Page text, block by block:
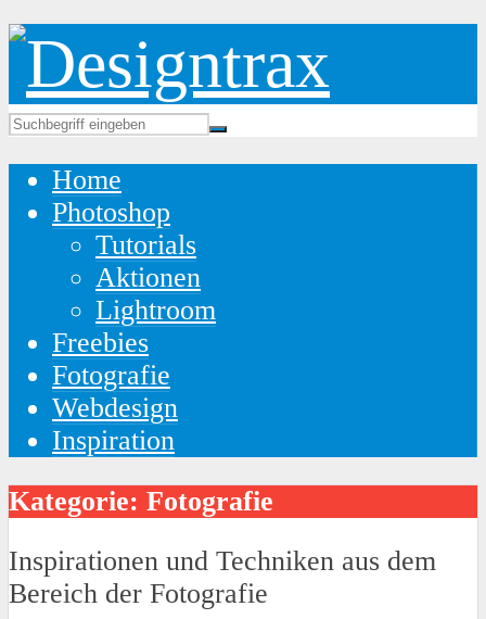
Home
Photoshop
Tutorials
Aktionen
Lightroom
Freebies
Fotografie
Webdesign
Inspiration
Kategorie: Fotografie
Inspirationen und Techniken aus dem
Bereich der Fotografie